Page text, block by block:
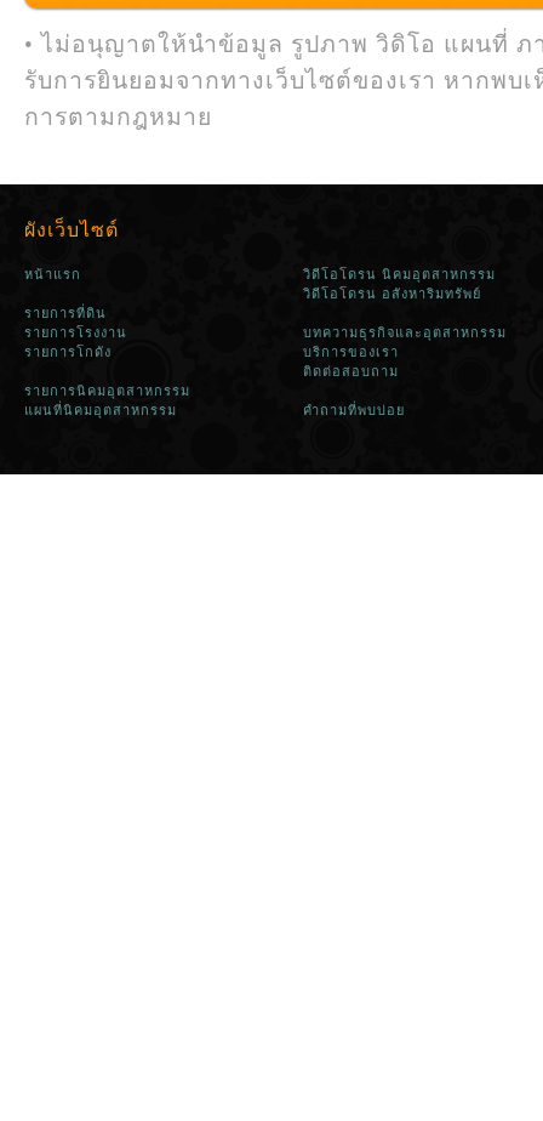
• ไม่อนุญาตให้นำข้อมูล รูปภาพ วิดิโอ แผนที่ ภ
รับการยินยอมจากทางเว็บไซต์ของเรา หากพบ
การตามกฎหมาย
ผังเว็บไซต์
หน้าแรก
รายการที่ดิน
รายการโรงงาน
รายการโกดัง
รายการนิคมอุตสาหกรรม
แผนที่นิคมอุตสาหกรรม
วิดีโอโดรน นิคมอุตสาหกรรม
วิดีโอโดรน อสังหาริมทรัพย์
บทความธุรกิจและอุตสาหกรรม
บริการของเรา
ติดต่อสอบถาม
คำถามที่พบบ่อย